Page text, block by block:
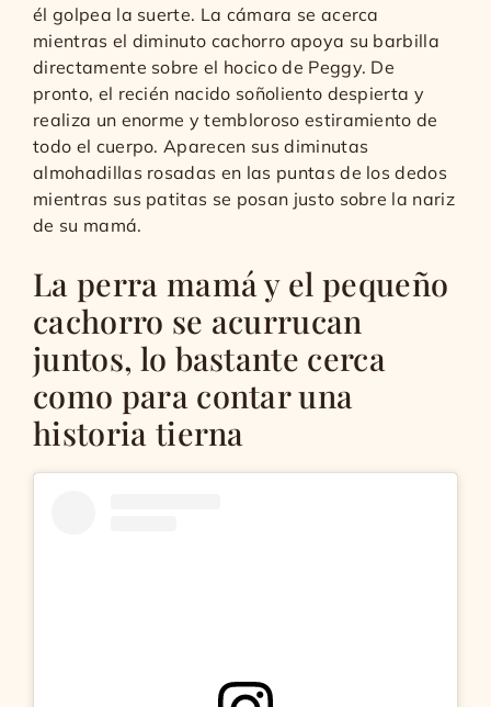
él golpea la suerte. La cámara se acerca
mientras el diminuto cachorro apoya su barbilla
directamente sobre el hocico de Peggy. De
pronto, el recién nacido soñoliento despierta y
realiza un enorme y tembloroso estiramiento de
todo el cuerpo. Aparecen sus diminutas
almohadillas rosadas en las puntas de los dedos
mientras sus patitas se posan justo sobre la nariz
de su mamá.
La perra mamá y el pequeño
cachorro se acurrucan
juntos, lo bastante cerca
como para contar una
historia tierna